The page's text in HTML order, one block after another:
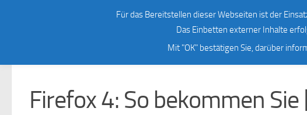
gEdition.de Newsletter/RSS freeBooks
Firefox 4: So bekommen
Für das Bereitstellen dieser Webseiten ist der
Das Einbetten externer Inhalte
Mit "OK" bestätigen Sie, darüber